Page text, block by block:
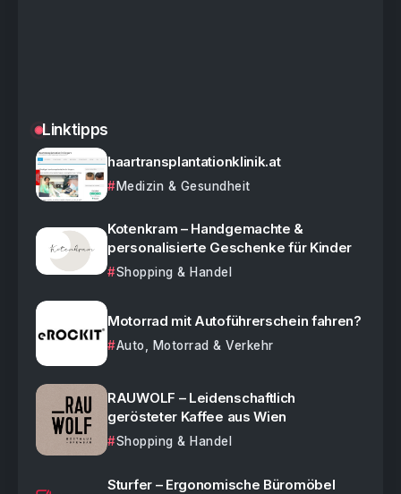
Linktipps
haartransplantationklinik.at
Medizin & Gesundheit
Kotenkram – Handgemachte &
personalisierte Geschenke für Kinder
Shopping & Handel
Motorrad mit Autoführerschein fahren?
Auto, Motorrad & Verkehr
RAUWOLF – Leidenschaftlich
gerösteter Kaffee aus Wien
Shopping & Handel
Sturfer – Ergonomische Büromöbel